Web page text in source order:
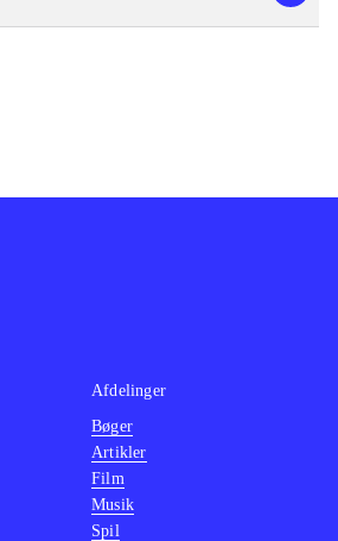
Afdelinger
Bøger
Artikler
Film
Musik
Spil